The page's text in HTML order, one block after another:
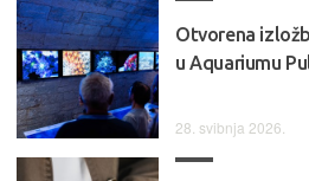
Otvorena
u Aquariumu
28. svibnja 2026.